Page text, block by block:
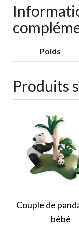
Poids
Produits
Couple de
bébé